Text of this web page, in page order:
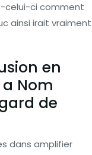
celui-ci comment
ainsi irait vraiment
en
Nom
de
dans amplifier